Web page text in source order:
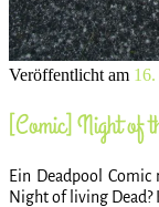
Veröffentlicht am
[Comic] Night of
Ein Deadpool
Night of living Dead?